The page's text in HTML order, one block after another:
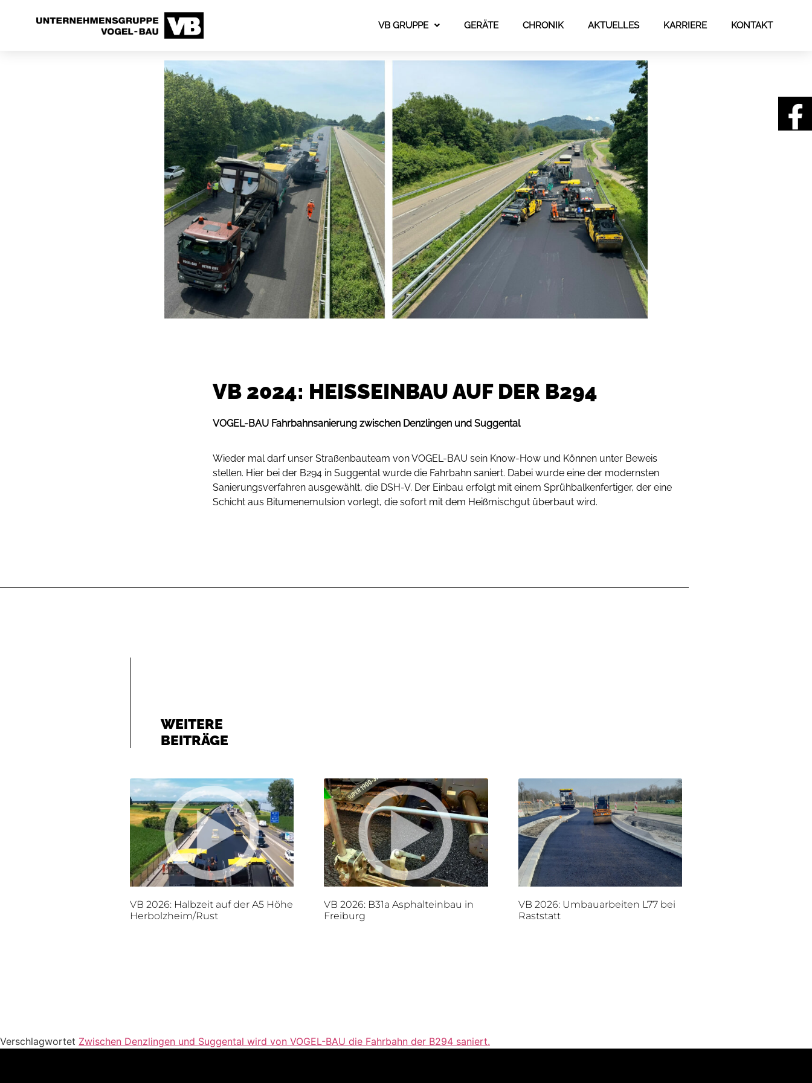
VB GRUPPE GERÄTE CHRONIK AKTUELLES KARRIERE KONTAKT
VB 2024: HEISSEINBAU AUF DER B294
VOGEL-BAU Fahrbahnsanierung zwischen Denzlingen und Suggental
Wieder mal darf unser Straßenbauteam von VOGEL-BAU sein Know-How und Können unter Beweis
stellen. Hier bei der B294 in Suggental wurde die Fahrbahn saniert. Dabei wurde eine der modernsten
Sanierungsverfahren ausgewählt, die DSH-V. Der Einbau erfolgt mit einem Sprühbalkenfertiger, der eine
Schicht aus Bitumenemulsion vorlegt, die sofort mit dem Heißmischgut überbaut wird.
WEITERE
BEITRÄGE
VB 2026: Halbzeit auf der A5 Höhe
Herbolzheim/Rust
VB 2026: B31a Asphalteinbau in
Freiburg
VB 2026: Umbauarbeiten L77 bei
Raststatt
Verschlagwortet Zwischen Denzlingen und Suggental wird von VOGEL-BAU die Fahrbahn der B294 saniert.